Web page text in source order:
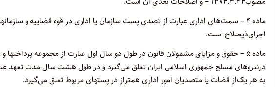
‌ماده ۴ – سمت‌های اداری عبارت از تصدی پست سازمان یا اداری در قوه قضاییه و
اجرای‌ذیصلاح است.
‌ماده ۵ – حقوق و مزایای مشمولان قانون در طول دو سال اول عبارت از مجموعه
در‌نیروهای مسلح جمهوری اسلامی ایران تعلق می‌گیرد و در طول هشت سال مدت تعهد
به هر یک‌از قضات یا متصدیان امور اداری همتراز در پستهای مربوط تعلق می‌گیرد.